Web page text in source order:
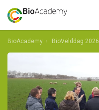
BioAcademy BioVelddag 2026